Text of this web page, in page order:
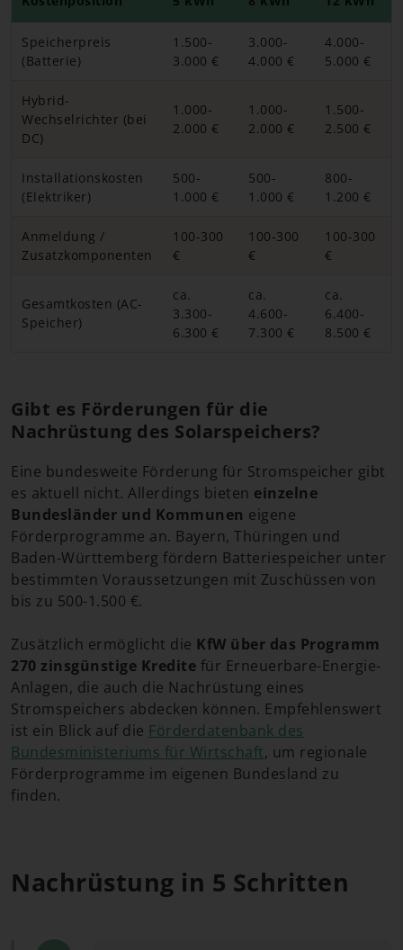
Speicherpreis
(Batterie)
1.500-
3.000 €
3.000-
4.000 €
4.000-
5.000 €
Hybrid-
Wechselrichter (bei
DC)
1.000-
2.000 €
1.000-
2.000 €
1.500-
2.500 €
Installationskosten
(Elektriker)
500-
1.000 €
500-
1.000 €
800-
1.200 €
Anmeldung /
Zusatzkomponenten
100-300
€
100-300
€
100-300
€
Gesamtkosten (AC-
Speicher)
ca.
3.300-
6.300 €
ca.
4.600-
7.300 €
ca.
6.400-
8.500 €
Gibt es Förderungen für die
Nachrüstung des Solarspeichers?
Eine bundesweite Förderung für Stromspeicher gibt
es aktuell nicht. Allerdings bieten einzelne
Bundesländer und Kommunen eigene
Förderprogramme an. Bayern, Thüringen und
Baden-Württemberg fördern Batteriespeicher unter
bestimmten Voraussetzungen mit Zuschüssen von
bis zu 500-1.500 €.
Zusätzlich ermöglicht die KfW über das Programm
270 zinsgünstige Kredite für Erneuerbare-Energie-
Anlagen, die auch die Nachrüstung eines
Stromspeichers abdecken können. Empfehlenswert
ist ein Blick auf die Förderdatenbank des
Bundesministeriums für Wirtschaft, um regionale
Förderprogramme im eigenen Bundesland zu
finden.
Nachrüstung in 5 Schritten